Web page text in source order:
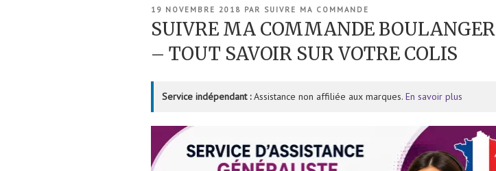
PUBLIÉ
LE
19 NOVEMBRE 2018 PAR SUIVRE MA COMMANDE
SUIVRE MA COMMANDE BOULANGER
– TOUT SAVOIR SUR VOTRE COLIS
Service indépendant :Assistance non affiliée aux marques. En savoir plus